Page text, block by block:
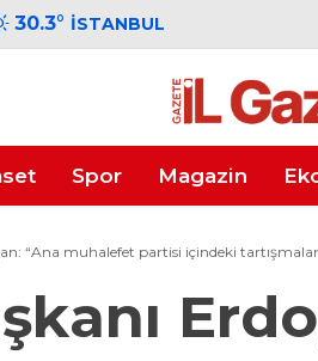
30.3° İSTANBUL
Spor Magazin
“Ana muhalefet partisi içindeki